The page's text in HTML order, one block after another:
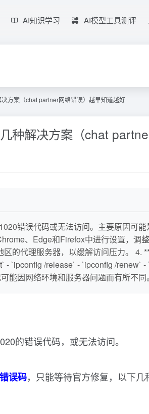
AI知识学习 AI模型工具测评
方案（chat partner网络错误）越早知道越好
种解决方案（chat
错误代码或无法访问。主要原因可
、Edge和Firefox中进行设置，
的代理服务器，以缓解访问压力。
- `ipconfig /release` - `ipconfig /
能因网络环境和服务器问题而有所不同
的错误代码，或无法访问。
误码，只能等待官方修复，以下几